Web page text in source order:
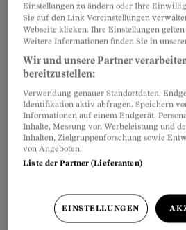
Die meisten von ihnen haben
Leidensweg und eine
Arztpraxen hinter sich,
Quacksalbern anvertraut,
Therapien ausprobiert. Sie
wohlmeinende, aber nutzlose
Einstellungen zu ändern oder Ihre
Sie auf den Link Voreinstellungen
Webseite klicken. Ihre Einstellungen
Weitere Informationen finden Sie in
Wir und unsere Partner
bereitzustellen:
Verwendung genauer Standortdaten.
Identifikation aktiv abfragen. Speichern
Informationen auf einem Endgerät.
Inhalte, Messung von Werbeleistung und
Inhalten, Zielgruppenforschung sowie
von Angeboten.
Liste der Partner (Lieferanten)
EINSTELLUNGEN